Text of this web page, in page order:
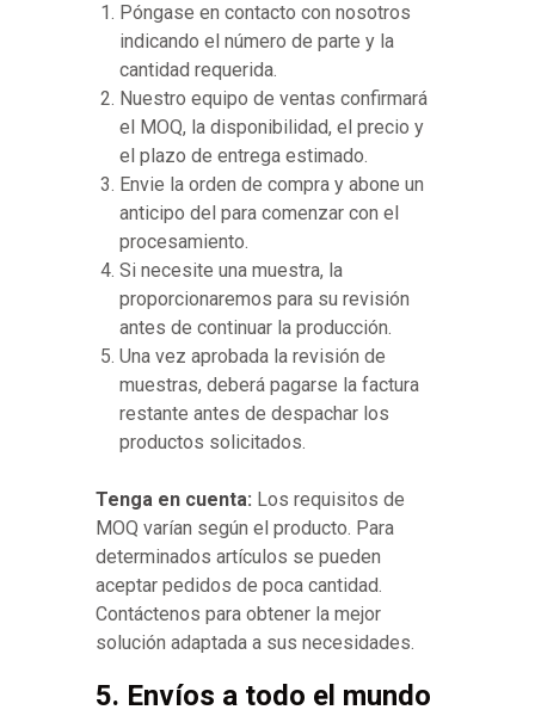
Póngase en contacto con nosotros
indicando el número de parte y la
cantidad requerida.
Nuestro equipo de ventas confirmará
el MOQ, la disponibilidad, el precio y
el plazo de entrega estimado.
Envie la orden de compra y abone un
anticipo del para comenzar con el
procesamiento.
Si necesite una muestra, la
proporcionaremos para su revisión
antes de continuar la producción.
Una vez aprobada la revisión de
muestras, deberá pagarse la factura
restante antes de despachar los
productos solicitados.
Tenga en cuenta: Los requisitos de
MOQ varían según el producto. Para
determinados artículos se pueden
aceptar pedidos de poca cantidad.
Contáctenos para obtener la mejor
solución adaptada a sus necesidades.
5. Envíos a todo el mundo